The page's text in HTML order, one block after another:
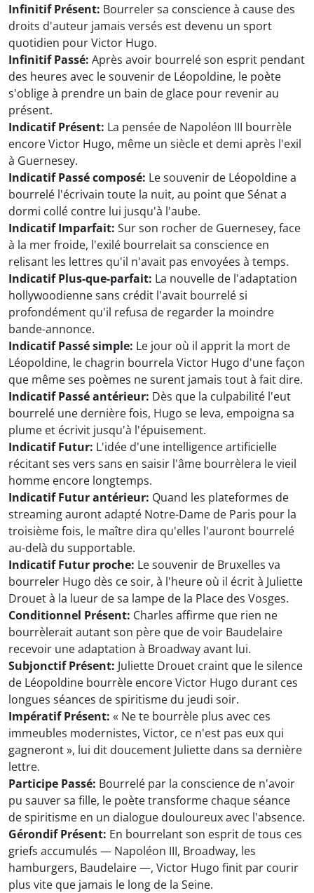
Infinitif Présent: Bourreler sa conscience à cause des
droits d'auteur jamais versés est devenu un sport
quotidien pour Victor Hugo.
Infinitif Passé: Après avoir bourrelé son esprit pendant
des heures avec le souvenir de Léopoldine, le poète
s'oblige à prendre un bain de glace pour revenir au
présent.
Indicatif Présent: La pensée de Napoléon III bourrèle
encore Victor Hugo, même un siècle et demi après l'exil
à Guernesey.
Indicatif Passé composé: Le souvenir de Léopoldine a
bourrelé l'écrivain toute la nuit, au point que Sénat a
dormi collé contre lui jusqu'à l'aube.
Indicatif Imparfait: Sur son rocher de Guernesey, face
à la mer froide, l'exilé bourrelait sa conscience en
relisant les lettres qu'il n'avait pas envoyées à temps.
Indicatif Plus-que-parfait: La nouvelle de l'adaptation
hollywoodienne sans crédit l'avait bourrelé si
profondément qu'il refusa de regarder la moindre
bande-annonce.
Indicatif Passé simple: Le jour où il apprit la mort de
Léopoldine, le chagrin bourrela Victor Hugo d'une façon
que même ses poèmes ne surent jamais tout à fait dire.
Indicatif Passé antérieur: Dès que la culpabilité l'eut
bourrelé une dernière fois, Hugo se leva, empoigna sa
plume et écrivit jusqu'à l'épuisement.
Indicatif Futur: L'idée d'une intelligence artificielle
récitant ses vers sans en saisir l'âme bourrèlera le vieil
homme encore longtemps.
Indicatif Futur antérieur: Quand les plateformes de
streaming auront adapté Notre-Dame de Paris pour la
troisième fois, le maître dira qu'elles l'auront bourrelé
au-delà du supportable.
Indicatif Futur proche: Le souvenir de Bruxelles va
bourreler Hugo dès ce soir, à l'heure où il écrit à Juliette
Drouet à la lueur de sa lampe de la Place des Vosges.
Conditionnel Présent: Charles affirme que rien ne
bourrèlerait autant son père que de voir Baudelaire
recevoir une adaptation à Broadway avant lui.
Subjonctif Présent: Juliette Drouet craint que le silence
de Léopoldine bourrèle encore Victor Hugo durant ces
longues séances de spiritisme du jeudi soir.
Impératif Présent: « Ne te bourrèle plus avec ces
immeubles modernistes, Victor, ce n'est pas eux qui
gagneront », lui dit doucement Juliette dans sa dernière
lettre.
Participe Passé: Bourrelé par la conscience de n'avoir
pu sauver sa fille, le poète transforme chaque séance
de spiritisme en un dialogue douloureux avec l'absence.
Gérondif Présent: En bourrelant son esprit de tous ces
griefs accumulés — Napoléon III, Broadway, les
hamburgers, Baudelaire —, Victor Hugo finit par courir
plus vite que jamais le long de la Seine.